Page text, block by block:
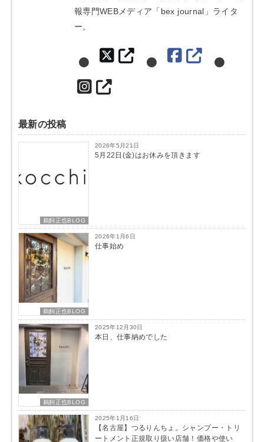
報専門WEBメディア「bex journal」ライタ
ー。
最新の投稿
鵜飼正也BLOG
2026年5月21日
5月22日(金)はお休みを頂きます
鵜飼正也BLOG
2026年1月6日
仕事始め
鵜飼正也BLOG
2025年12月30日
本日、仕事納めでした
2025年1月16日
【名古屋】つるりんちょ。シャンプー・トリ
ートメント正規取り扱い店舗！価格や使い